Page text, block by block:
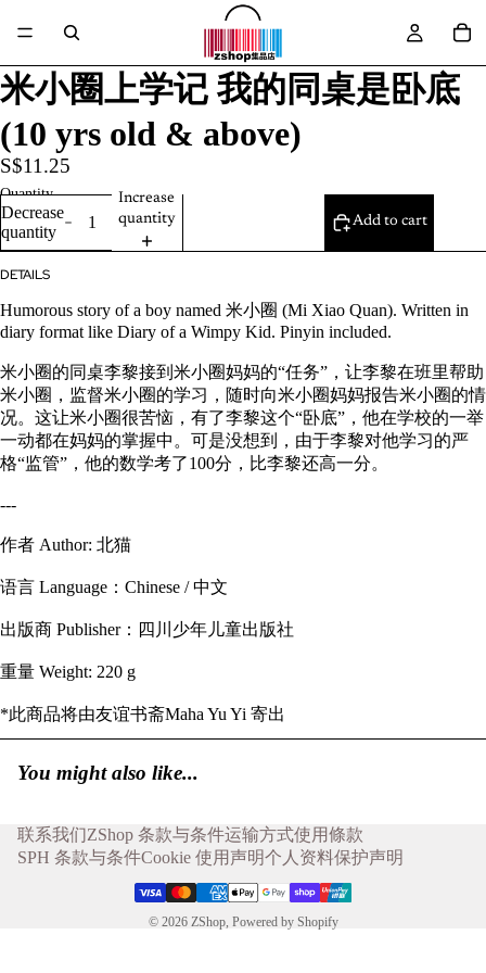
米小圈上学记 我的同桌是卧底
(10 yrs old & above)
S$11.25
Quantity
Decrease
quantity
Increase
quantity
Add to cart
DETAILS
Humorous story of a boy named 米小圈 (Mi Xiao Quan). Written in
diary format like Diary of a Wimpy Kid. Pinyin included.
米小圈的同桌李黎接到米小圈妈妈的“任务”，让李黎在班里帮助
米小圈，监督米小圈的学习，随时向米小圈妈妈报告米小圈的情
况。这让米小圈很苦恼，有了李黎这个“卧底”，他在学校的一举
一动都在妈妈的掌握中。可是没想到，由于李黎对他学习的严
格“监管”，他的数学考了100分，比李黎还高一分。
---
作者 Author: 北猫
语言 Language：Chinese / 中文
出版商 Publisher：四川少年儿童出版社
重量 Weight: 220 g
*此商品将由友谊书斋Maha Yu Yi 寄出
You might also like...
联系我们ZShop 条款与条件运输方式使用條款
SPH 条款与条件Cookie 使用声明个人资料保护声明
© 2026 ZShop, Powered by Shopify